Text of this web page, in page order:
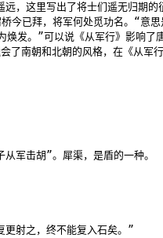
，这里写出了将士们遥无归
已拜，将军何处觅功名。“
发。”可以说《从军行》影响了
南朝和北朝的风格，在《
军击胡”。犀渠，是盾的一种。
更射之，终不能复入石矣。”